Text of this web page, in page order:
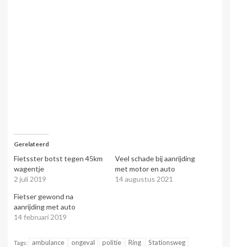
Gerelateerd
Fietsster botst tegen 45km
wagentje
2 juli 2019
Veel schade bij aanrijding
met motor en auto
14 augustus 2021
Fietser gewond na
aanrijding met auto
14 februari 2019
Tags: ambulance ongeval politie Ring
Stationsweg